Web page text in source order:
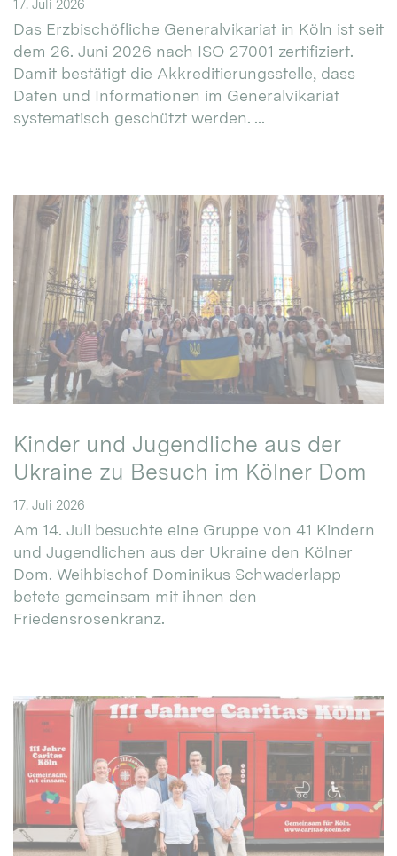
17. Juli 2026
Das Erzbischöfliche Generalvikariat in Köln ist seit
dem 26. Juni 2026 nach ISO 27001 zertifiziert.
Damit bestätigt die Akkreditierungsstelle, dass
Daten und Informationen im Generalvikariat
systematisch geschützt werden. ...
Kinder und Jugendliche aus der
Ukraine zu Besuch im Kölner Dom
17. Juli 2026
Am 14. Juli besuchte eine Gruppe von 41 Kindern
und Jugendlichen aus der Ukraine den Kölner
Dom. Weihbischof Dominikus Schwaderlapp
betete gemeinsam mit ihnen den
Friedensrosenkranz.